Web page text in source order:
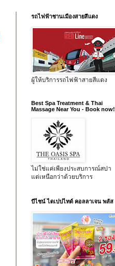
รถไฟฟ้าชานเมืองสายสีแดง
ผู้ให้บริการรถไฟฟ้าสายสีแดง
Best Spa Treatment & Thai
Massage Near You - Book now!
ไม่ใช่แค่เพียงประสบการณ์สปา
แต่เหนือกว่าด้วยบริการ
บีไชน์ ไดเปปไทด์ คอลลาเจน พลัส